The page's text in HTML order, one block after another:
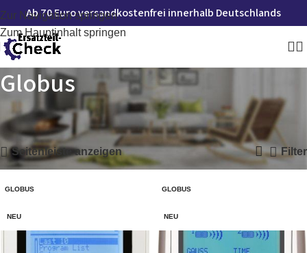
Zur Navigation springen
Zum Hauptinhalt springen
Ab 70 Euro versandkostenfrei innerhalb Deutschlands
Globus
Startseite» Globus Alle 3 Ergebnisse werden angezeigt
Seitenleiste anzeigen Filter
GLOBUS
NEU
GLOBUS
NEU